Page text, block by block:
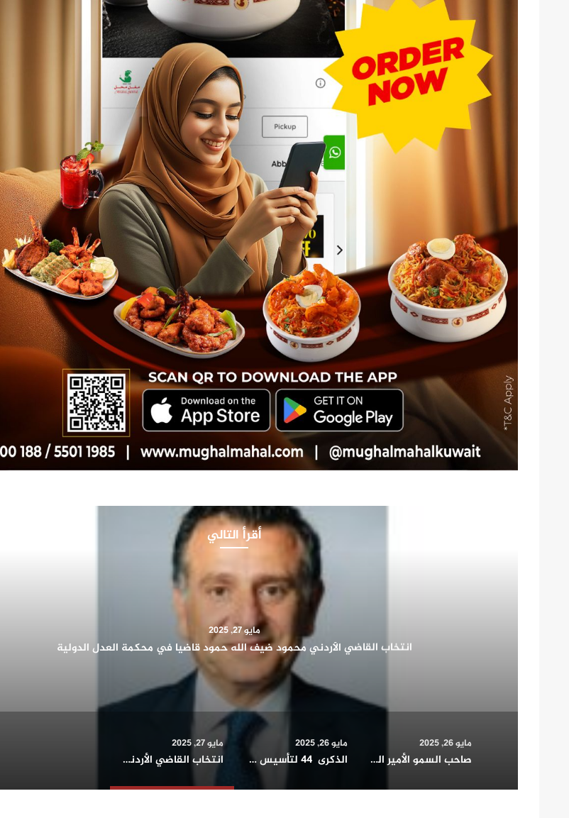
أقرأ التالي
مايو 26, 2025
صاحب السمو الأمير الشيخ مشعل الأحمد الجابر الصباح يشيد بدور المرأة الكويتية في التنمية الشاملة ويؤكد:
شريك أساسي في بناء الوطن وتمثيله دوليا
مايو 26, 2025
صاحب السمو الأمير الشيخ مشعل الأحمد الجابر الصباح يشيد بدور المرأة الكويتية في التنمية الشاملة ويؤكد: شريك أساسي في بناء الوطن وتمثيله دوليا
مايو 26, 2025
الذكرى 44 لتأسيس مجلس التعاون الخليجي.. مسيرة حافلة بالإنجازات
مايو 27, 2025
انتخاب القاضي الأردني محمود ضيف الله حمود قاضيا في محكمة العدل الدولية